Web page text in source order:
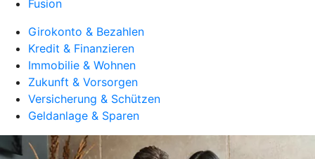
Fusion
Girokonto & Bezahlen
Kredit & Finanzieren
Immobilie & Wohnen
Zukunft & Vorsorgen
Versicherung & Schützen
Geldanlage & Sparen